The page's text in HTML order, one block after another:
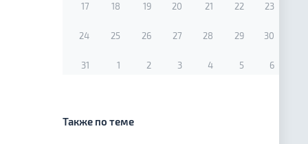
17 18 19 20 21 22 23
24 25 26 27 28 29 30
31 1 2 3 4 5 6
Также по теме